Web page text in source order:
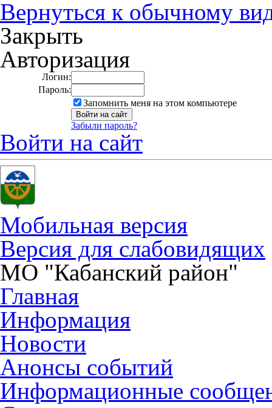
Вернуться к обычному
Закрыть
Авторизация
Логин:
Пароль:
Запомнить меня на этом компьютере
Забыли пароль?
Войти на сайт
Мобильная версия
Версия для слабовидящих
МО "Кабанский район"
Главная
Информация
Новости
Анонсы событий
Информационные